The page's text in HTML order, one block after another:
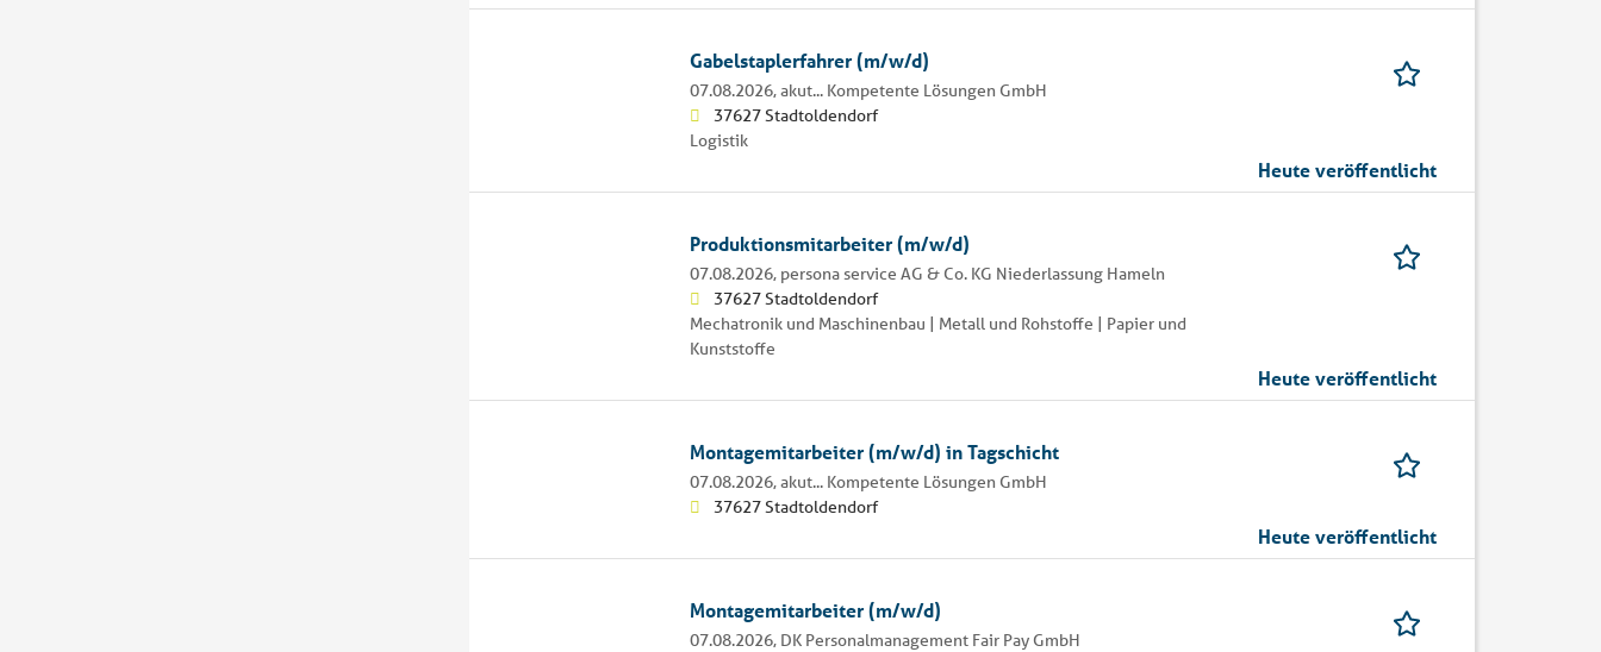
Gabelstaplerfahrer (m/w/d)
07.08.2026,akut... Kompetente Lösungen GmbH
37627 Stadtoldendorf
Logistik
Heute veröffentlicht
Produktionsmitarbeiter (m/w/d)
07.08.2026, persona service AG & Co. KG Niederlassung Hameln
37627 Stadtoldendorf
Mechatronik und Maschinenbau | Metall und Rohstoffe | Papier und
Kunststoffe
Heute veröffentlicht
Montagemitarbeiter (m/w/d) in Tagschicht
07.08.2026,akut... Kompetente Lösungen GmbH
37627 Stadtoldendorf
Heute veröffentlicht
Montagemitarbeiter (m/w/d)
07.08.2026, DK Personalmanagement Fair Pay GmbH